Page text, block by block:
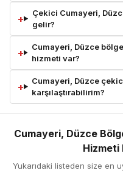
Çekici Cumayeri,
gelir?
Cumayeri, Düzce
hizmeti var?
Cumayeri, Düzce
karşılaştırabilirim?
Cumayeri, Düzce
Hizmeti
Yukarıdaki listeden size en